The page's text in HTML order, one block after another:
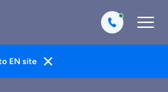
EN site